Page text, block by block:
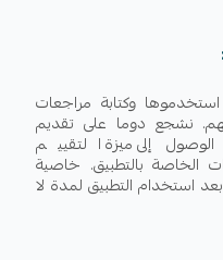
وكتابة مراجعات
نشجع دوما على تقديم
إلى ميزة التقييم
الخاصة بالتطبيق. خاصية
استخدام التطبيق لمدة لا